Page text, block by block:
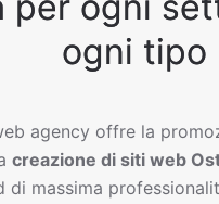
ogni tipo
agency offre la
creazione di siti web
di massima